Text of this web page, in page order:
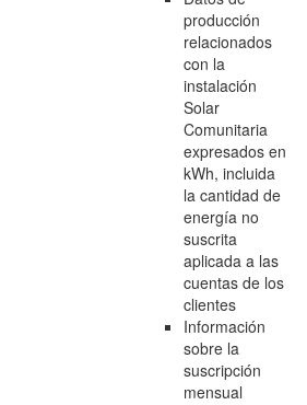
producción
relacionados
con la
instalación
Solar
Comunitaria
expresados en
kWh, incluida
la cantidad de
energía no
suscrita
aplicada a las
cuentas de los
clientes
Información
sobre la
suscripción
mensual